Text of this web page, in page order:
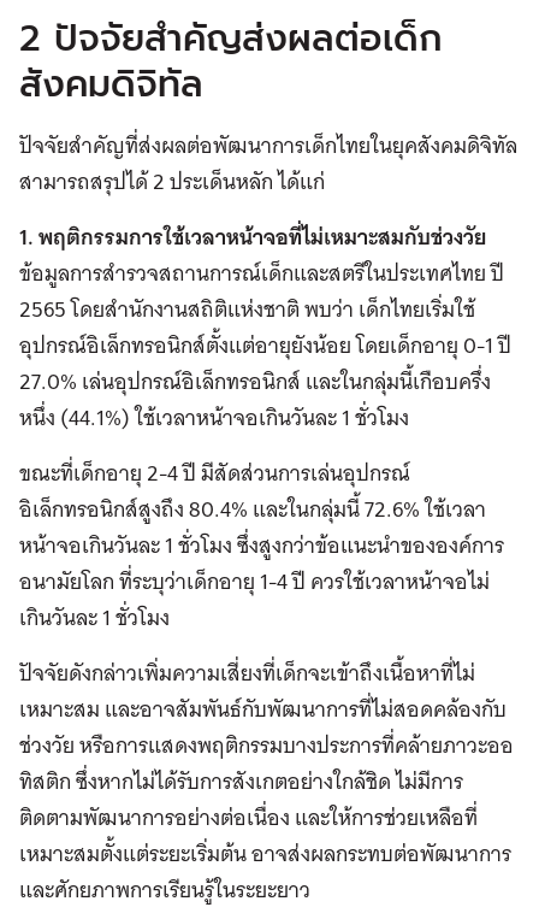
2 ปัจจัยสำคัญส่งผลต่อเด็ก
สังคมดิจิทัล
ปัจจัยสำคัญที่ส่งผลต่อพัฒนาการเด็กไทยในยุคสังคมดิจิทัล
สามารถสรุปได้ 2 ประเด็นหลัก ได้แก่
1. พฤติกรรมการใช้เวลาหน้าจอที่ไม่เหมาะสมกับช่วงวัย
ข้อมูลการสำรวจสถานการณ์เด็กและสตรีในประเทศไทย ปี
2565 โดยสำนักงานสถิติแห่งชาติ พบว่า เด็กไทยเริ่มใช้
อุปกรณ์อิเล็กทรอนิกส์ตั้งแต่อายุยังน้อย โดยเด็กอายุ 0-1 ปี
27.0% เล่นอุปกรณ์อิเล็กทรอนิกส์ และในกลุ่มนี้เกือบครึ่ง
หนึ่ง (44.1%) ใช้เวลาหน้าจอเกินวันละ 1 ชั่วโมง
ขณะที่เด็กอายุ 2-4 ปี มีสัดส่วนการเล่นอุปกรณ์
อิเล็กทรอนิกส์สูงถึง 80.4% และในกลุ่มนี้ 72.6% ใช้เวลา
หน้าจอเกินวันละ 1 ชั่วโมง ซึ่งสูงกว่าข้อแนะนำขององค์การ
อนามัยโลก ที่ระบุว่าเด็กอายุ 1-4 ปี ควรใช้เวลาหน้าจอไม่
เกินวันละ 1 ชั่วโมง
ปัจจัยดังกล่าวเพิ่มความเสี่ยงที่เด็กจะเข้าถึงเนื้อหาที่ไม่
เหมาะสม และอาจสัมพันธ์กับพัฒนาการที่ไม่สอดคล้องกับ
ช่วงวัย หรือการแสดงพฤติกรรมบางประการที่คล้ายภาวะออ
ทิสติก ซึ่งหากไม่ได้รับการสังเกตอย่างใกล้ชิด ไม่มีการ
ติดตามพัฒนาการอย่างต่อเนื่อง และให้การช่วยเหลือที่
เหมาะสมตั้งแต่ระยะเริ่มต้น อาจส่งผลกระทบต่อพัฒนาการ
และศักยภาพการเรียนรู้ในระยะยาว